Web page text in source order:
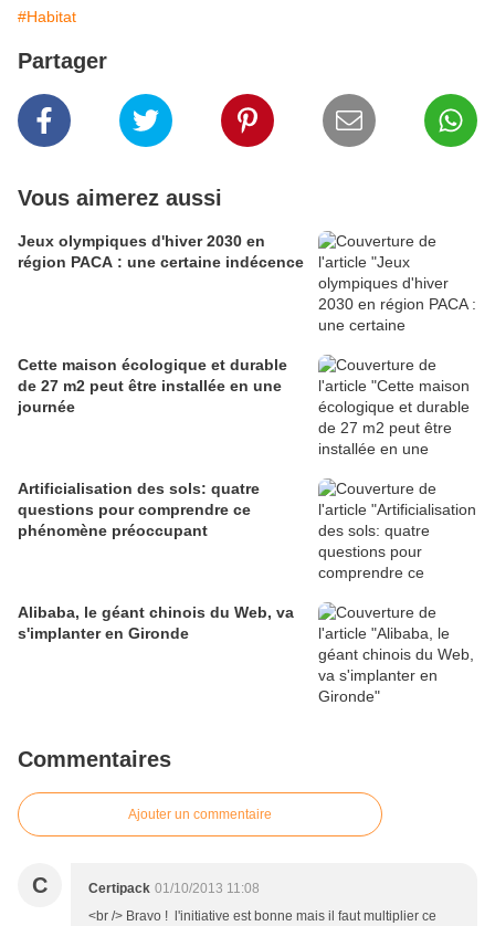
#Habitat
Partager
Vous aimerez aussi
Jeux olympiques d'hiver 2030 en
région PACA : une certaine indécence
Cette maison écologique et durable
de 27 m2 peut être installée en une
journée
Artificialisation des sols: quatre
questions pour comprendre ce
phénomène préoccupant
Alibaba, le géant chinois du Web, va
s'implanter en Gironde
Commentaires
Ajouter un commentaire
C Certipack 01/10/2013 11:08
<br /> Bravo ! l'initiative est bonne mais il faut multiplier ce